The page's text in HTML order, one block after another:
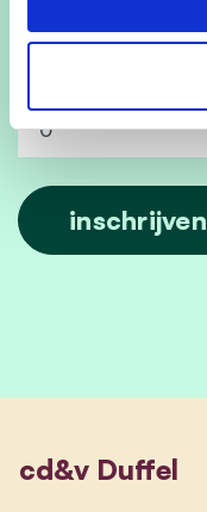
Hoeveel personen
cd&v Duffel